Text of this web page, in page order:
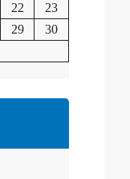
22
23
29
30